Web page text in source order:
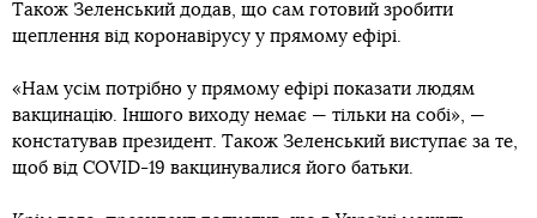
Також Зеленський додав, що сам готовий зробити
щеплення від коронавірусу у прямому ефірі.
«Нам усім потрібно у прямому ефірі показати людям
вакцинацію. Іншого виходу немає — тільки на собі», —
констатував президент. Також Зеленський виступає за те,
щоб від COVID-19 вакцинувалися його батьки.